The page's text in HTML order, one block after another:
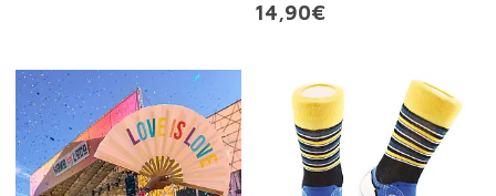
14,90€